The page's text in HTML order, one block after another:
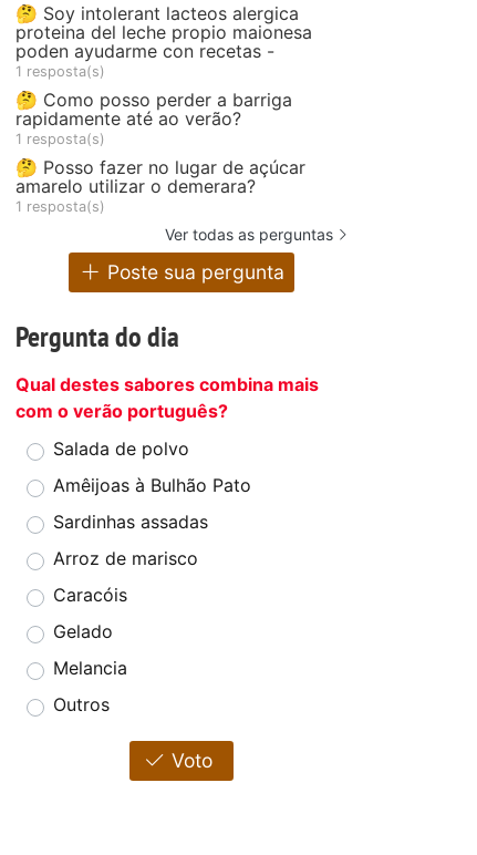
🤔 Soy intolerant lacteos alergica
proteina del leche propio maionesa
poden ayudarme con recetas -
1 resposta(s)
🤔 Como posso perder a barriga
rapidamente até ao verão?
1 resposta(s)
🤔 Posso fazer no lugar de açúcar
amarelo utilizar o demerara?
1 resposta(s)
Ver todas as perguntas
Poste sua pergunta
Pergunta do dia
Qual destes sabores combina mais
com o verão português?
Salada de polvo
Amêijoas à Bulhão Pato
Sardinhas assadas
Arroz de marisco
Caracóis
Gelado
Melancia
Outros
Voto